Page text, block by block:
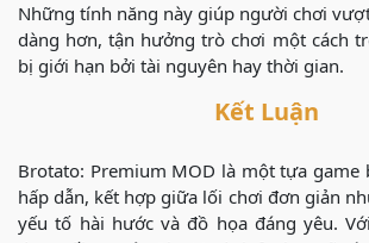
Những tính năng này giúp người chơi
dàng hơn, tận hưởng trò chơi một cách
bị giới hạn bởi tài nguyên hay thời gian.
Kết Luận
Brotato: Premium MOD là một tựa game
hấp dẫn, kết hợp giữa lối chơi đơn giản
yếu tố hài hước và đồ họa đáng yêu.